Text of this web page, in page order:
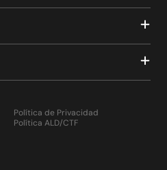
Política de Privacidad
Política ALD/CTF